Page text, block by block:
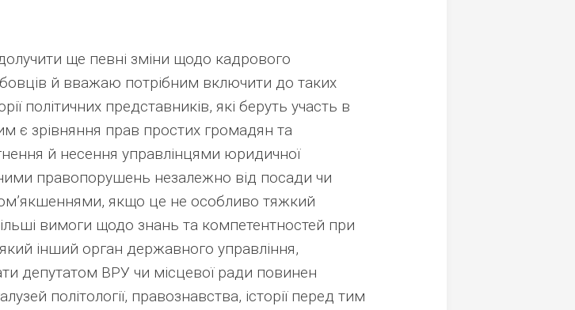
ще певні зміни щодо кадрового
й вважаю потрібним включити до таких
політичних представників, які беруть участь в
є зрівняння прав простих громадян та
й несення управлінцями юридичної
правопорушень незалежно від посади чи
якщо це не особливо тяжкий
вимоги щодо знань та компетентностей при
інший орган державного управління,
депутатом ВРУ чи місцевої ради повинен
політології, правознавства, історії перед тим